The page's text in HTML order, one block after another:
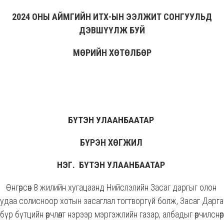
2024 ОНЫ АЙМГИЙН ИТХ-ЫН ЭЭЛЖИТ СОНГУУЛЬД
ДЭВШҮҮЛЖ БУЙ
МӨРИЙН ХӨТӨЛБӨР
БҮТЭН УЛААНБААТАР
БҮРЭН ХӨГЖИЛ
НЭГ. БҮТЭН УЛААНБААТАР
Өнгөрсөн 8 жилийн хугацаанд Нийслэлийн Засаг даргыг олон
удаа солисноор хотын засаглал тогтворгүй болж, Засаг Дарга
бүр бүтцийн өөрчлөлт нэрээр мэргэжлийн газар, албадыг өөрчилснөөр